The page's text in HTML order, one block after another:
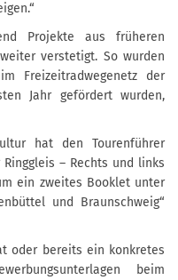
Projekte aus früheren
verstetigt. So wurden
Freizeitradwegenetz der
Jahr gefördert wurden,
hat den Tourenführer
– Rechts und links
ein zweites Booklet unter
und Braunschweig“
oder bereits ein konkretes
beim